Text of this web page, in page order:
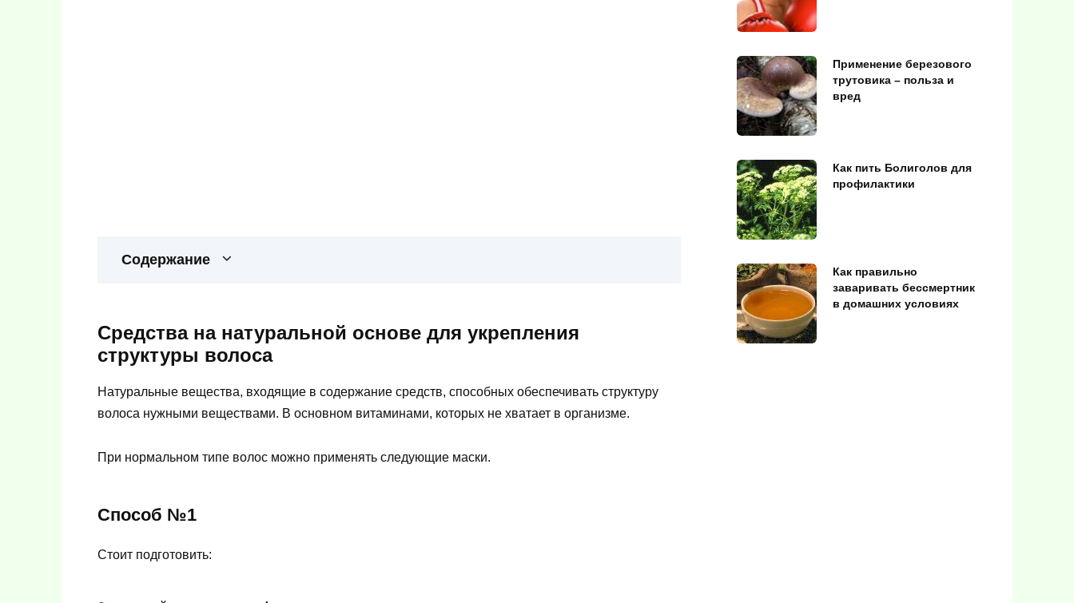
Содержание
Средства на натуральной основе для укрепления
структуры волоса
Натуральные вещества, входящие в содержание средств, способных обеспечивать структуру
волоса нужными веществами. В основном витаминами, которых не хватает в организме.
При нормальном типе волос можно применять следующие маски.
Способ №1
Стоит подготовить:
Применение березового
трутовика – польза и
вред
Как пить Болиголов для
профилактики
Как правильно
заваривать бессмертник
в домашних условиях